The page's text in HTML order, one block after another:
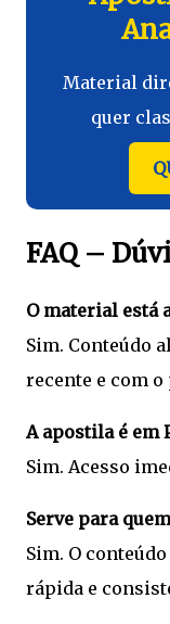
Material
quer
FAQ –
O material está
Sim. Conteúdo
recente e com
A apostila é em
Sim. Acesso
Serve para
Sim. O
rápida e